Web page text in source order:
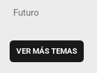
Futuro
VER MÁS TEMAS